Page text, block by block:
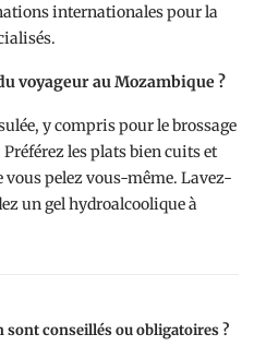
internationales pour la
voyageur au Mozambique ?
y compris pour le brossage
les plats bien cuits et
pelez vous-même. Lavez-
un gel hydroalcoolique à
sont conseillés ou obligatoires ?